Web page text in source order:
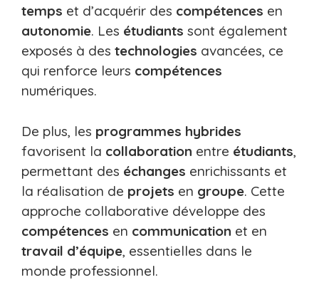
temps et d’acquérir des compétences en
autonomie. Les étudiants sont également
exposés à des technologies avancées, ce
qui renforce leurs compétences
numériques.
De plus, les programmes hybrides
favorisent la collaboration entre étudiants,
permettant des échanges enrichissants et
la réalisation de projets en groupe. Cette
approche collaborative développe des
compétences en communication et en
travail d’équipe, essentielles dans le
monde professionnel.